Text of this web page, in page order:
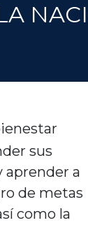
sus
aprender a
de metas
como la